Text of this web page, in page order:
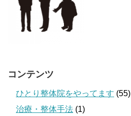
コンテンツ
ひとり整体院をやってます (55)
治療・整体手法 (1)